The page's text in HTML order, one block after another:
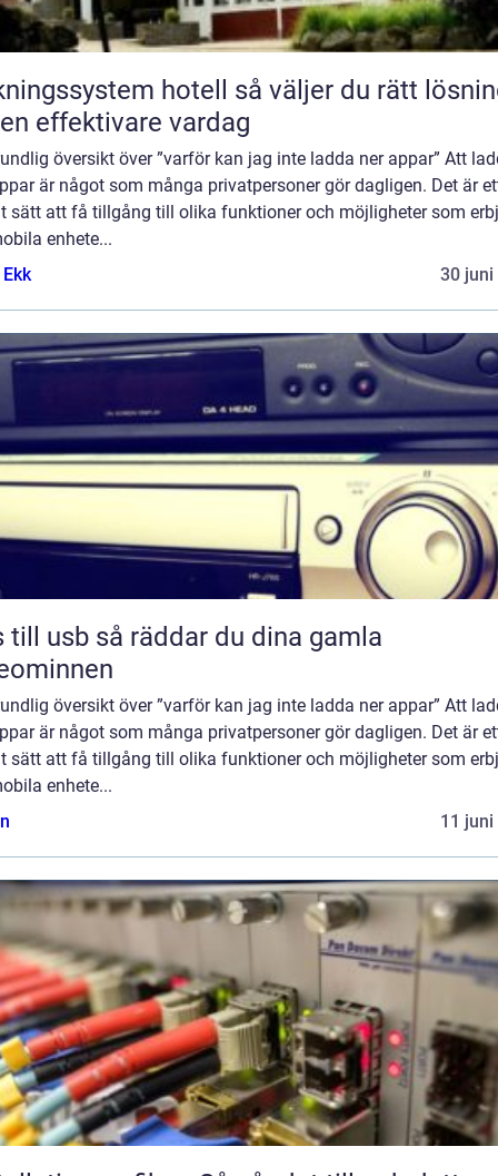
hotell så väljer du rätt lösning
effektivare vardag
översikt över ”varför kan jag inte ladda ner appar” Att
är något som många privatpersoner gör dagligen. Det är
sätt att få tillgång till olika funktioner och möjligheter som
enhete...
30 juni
räddar du dina gamla
översikt över ”varför kan jag inte ladda ner appar” Att
är något som många privatpersoner gör dagligen. Det är
sätt att få tillgång till olika funktioner och möjligheter som
enhete...
11 juni